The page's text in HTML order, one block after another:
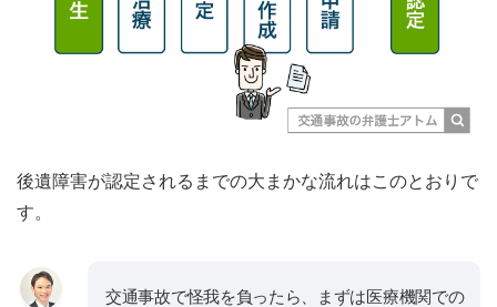
後遺障害が認定されるまでの大まかな流れはこのとおりで
す。
交通事故で怪我を負ったら、まずは医療機関での